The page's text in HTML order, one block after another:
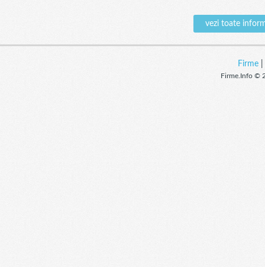
vezi toate
Firme|
Firme.Info ©